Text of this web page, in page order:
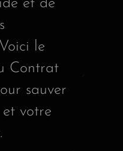
et de
le
Contrat
sauver
et votre